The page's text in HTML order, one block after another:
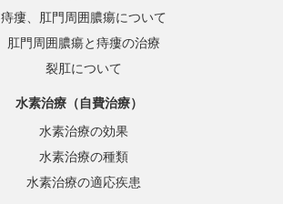
痔瘻、肛門周囲膿瘍について
肛門周囲膿瘍と痔瘻の治療
裂肛について
水素治療（自費治療）
水素治療の効果
水素治療の種類
水素治療の適応疾患